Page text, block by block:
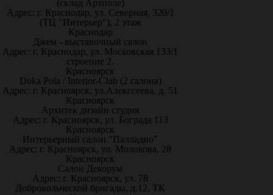
(склад Артполе)
Адрес: г. Краснодар, ул. Северная, 320/1
(ТЦ "Интерьер"), 2 этаж
Краснодар
Джем - выставочный салон
Адрес: г. Краснодар, ул. Московская 133/1
строение 2.
Красноярск
Doka Pola / Interior-Club (2 салона)
Адрес: г. Красноярск, ул.Алекссеева, д. 51
Красноярск
Архитек дизайн студия
Адрес: г. Красноярск, ул. Бограда 113
Красноярск
Интерьерный салон "Палладио"
Адрес: г. Красноярск, ул. Молокова, 28
Красноярск
Салон Декорум
Адрес: г. Красноярск, ул. 78
Добровольческой бригады, д.12, ТК